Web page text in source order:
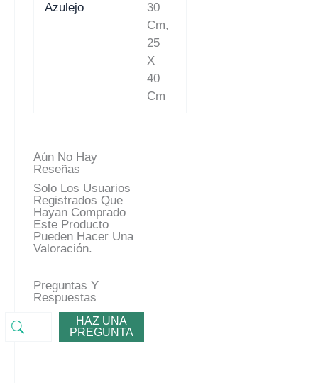
Azulejo
30
Cm,
25
X
40
Cm
Aún No Hay
Reseñas
Solo Los Usuarios
Registrados Que
Hayan Comprado
Este Producto
Pueden Hacer Una
Valoración.
Preguntas Y
Respuestas
HAZ UNA
PREGUNTA